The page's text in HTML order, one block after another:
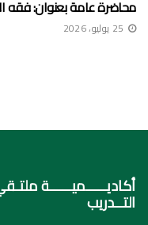
محاضرة عامة بعنوان: فقه
25 يوليو، 2026
أكاديـــــميـــــة
التــدريب